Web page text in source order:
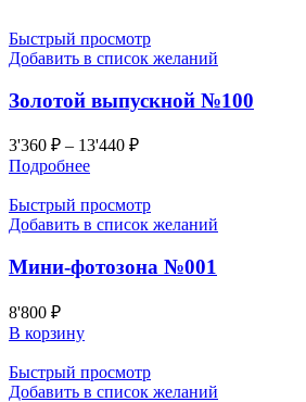
Быстрый просмотр
Добавить в список желаний
Золотой выпускной №100
3'360 ₽ – 13'440 ₽
Подробнее
Быстрый просмотр
Добавить в список желаний
Мини-фотозона №001
8'800 ₽
В корзину
Быстрый просмотр
Добавить в список желаний